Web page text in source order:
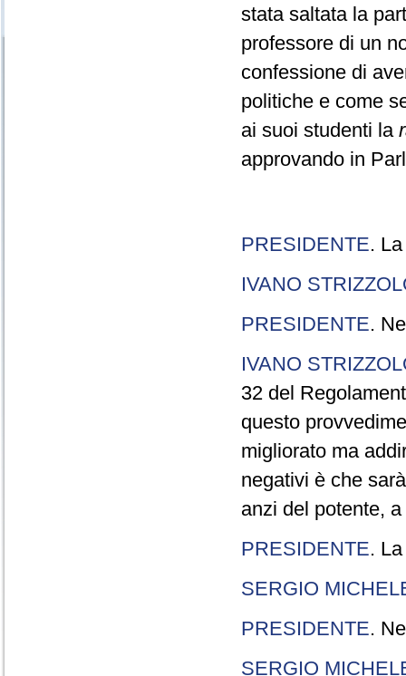
stata saltata la
professore di un
confessione di
politiche e come
ai suoi studenti la
approvando in
PRESIDENTE.
IVANO
PRESIDENTE.
IVANO
32 del
questo
migliorato ma
negativi è che
anzi del potente,
PRESIDENTE.
SERGIO
PRESIDENTE.
SERGIO